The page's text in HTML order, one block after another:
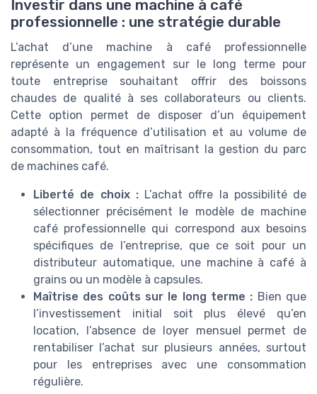
Investir dans une machine à café
professionnelle : une stratégie durable
L’achat d’une machine à café professionnelle
représente un engagement sur le long terme pour
toute entreprise souhaitant offrir des boissons
chaudes de qualité à ses collaborateurs ou clients.
Cette option permet de disposer d’un équipement
adapté à la fréquence d’utilisation et au volume de
consommation, tout en maîtrisant la gestion du parc
de machines café.
Liberté de choix :L’achat offre la possibilité de
sélectionner précisément le modèle de machine
café professionnelle qui correspond aux besoins
spécifiques de l’entreprise, que ce soit pour un
distributeur automatique, une machine à café à
grains ou un modèle à capsules.
Maîtrise des coûts sur le long terme : Bien que
l’investissement initial soit plus élevé qu’en
location, l’absence de loyer mensuel permet de
rentabiliser l’achat sur plusieurs années, surtout
pour les entreprises avec une consommation
régulière.